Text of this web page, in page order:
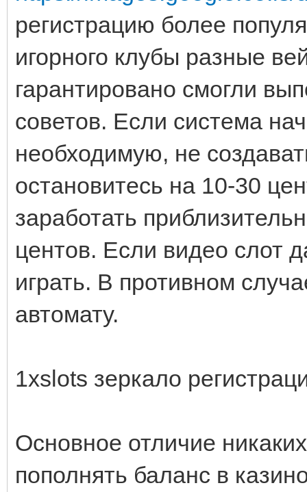
регистрацию более
игорного клубы разные
гарантировано смогли
советов. Если система
необходимую, не
остановитесь на 10-30
заработать
центов. Если видео слот
играть. В противном
автомату.
1xslots зеркало
Основное отличие
пополнять баланс в